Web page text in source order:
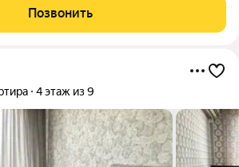
мере насладиться панорамой реки.
Позвонить
4 этаж из 9